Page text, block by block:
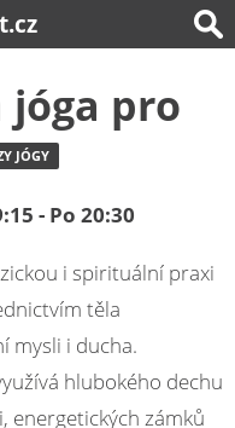
jóga pro
JÓGY
- Po 20:30
i spirituální praxi
těla
mysli i ducha.
hlubokého dechu
energetických zámků